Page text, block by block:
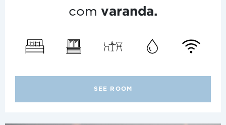
comvaranda.
SEE ROOM